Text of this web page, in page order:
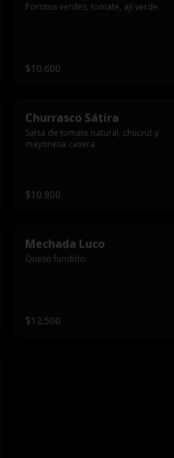
Porotos verdes, tomate, ají verde.
$10.600
Churrasco Sátira
Salsa de tomate natural, chucrut y
mayonesa casera.
$10.900
Mechada Luco
Queso fundido.
$12.500